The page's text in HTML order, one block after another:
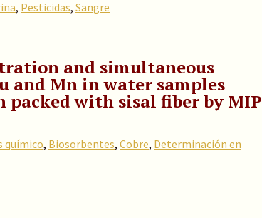
, Pesticidas, Sangre
and simultaneous
and Mn in water samples
with sisal fiber by MIP
químico, Biosorbentes, Cobre, Determinación en